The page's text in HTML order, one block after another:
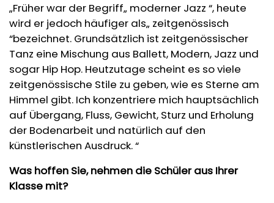
„Früher war der Begriff„ moderner Jazz “, heute
wird er jedoch häufiger als„ zeitgenössisch
“bezeichnet. Grundsätzlich ist zeitgenössischer
Tanz eine Mischung aus Ballett, Modern, Jazz und
sogar Hip Hop. Heutzutage scheint es so viele
zeitgenössische Stile zu geben, wie es Sterne am
Himmel gibt. Ich konzentriere mich hauptsächlich
auf Übergang, Fluss, Gewicht, Sturz und Erholung
der Bodenarbeit und natürlich auf den
künstlerischen Ausdruck. “
Was hoffen Sie, nehmen die Schüler aus Ihrer
Klasse mit?